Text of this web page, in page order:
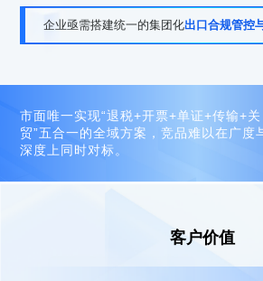
企业亟需搭建统一的集团化出口合规管控
市面唯一实现“退税+开票+单证+传输+关
贸”五合一的全域方案，竞品难以在广度
深度上同时对标。
客户价值